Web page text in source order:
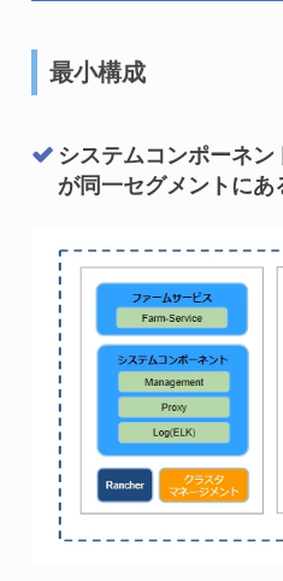
最小構成
システムコンポーネ
が同一セグメントにあ